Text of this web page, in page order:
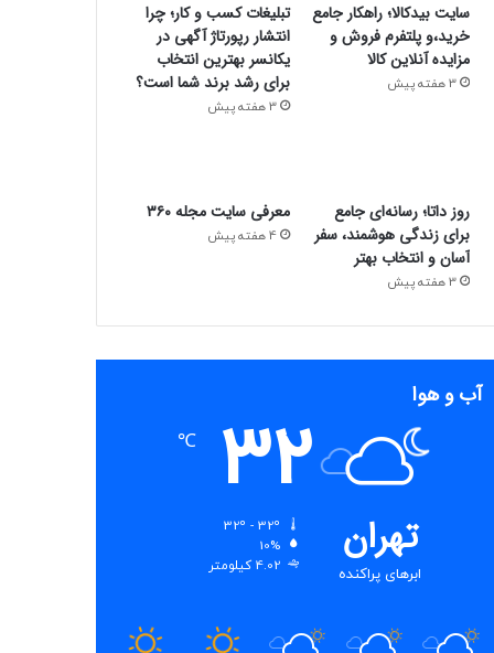
سایت بیدکالا؛ راهکار جامع
خرید،و پلتفرم فروش و
مزایده آنلاین کالا
3 هفته پیش
تبلیغات کسب و کار؛ چرا
انتشار رپورتاژ آگهی در
یکانسر بهترین انتخاب
برای رشد برند شما است؟
3 هفته پیش
روز داتا؛ رسانه‌ای جامع
برای زندگی هوشمند، سفر
آسان و انتخاب بهتر
3 هفته پیش
معرفی سایت مجله ۳۶۰
4 هفته پیش
آب و هوا
تهران
ابرهای پراکنده
32
℃
10%
4.02 کیلومتر